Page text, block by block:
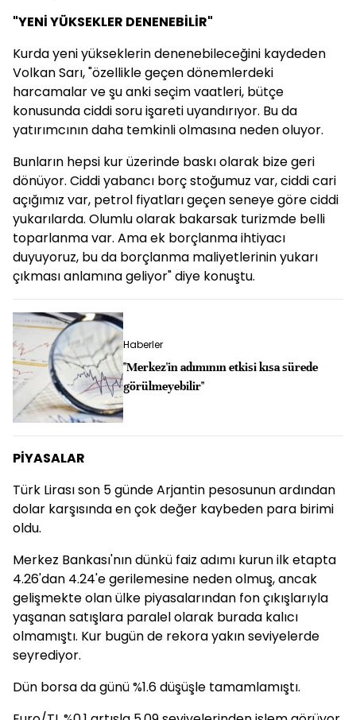
"YENİ YÜKSEKLER DENENEBİLİR"
Kurda yeni yükseklerin denenebileceğini kaydeden
Volkan Sarı, "özellikle geçen dönemlerdeki
harcamalar ve şu anki seçim vaatleri, bütçe
konusunda ciddi soru işareti uyandırıyor. Bu da
yatırımcının daha temkinli olmasına neden oluyor.
Bunların hepsi kur üzerinde baskı olarak bize geri
dönüyor. Ciddi yabancı borç stoğumuz var, ciddi cari
açığımız var, petrol fiyatları geçen seneye göre ciddi
yukarılarda. Olumlu olarak bakarsak turizmde belli
toparlanma var. Ama ek borçlanma ihtiyacı
duyuyoruz, bu da borçlanma maliyetlerinin yukarı
çıkması anlamına geliyor" diye konuştu.
Haberler
"Merkez'in adımının etkisi kısa sürede
görülmeyebilir"
PİYASALAR
Türk Lirası son 5 günde Arjantin pesosunun ardından
dolar karşısında en çok değer kaybeden para birimi
oldu.
Merkez Bankası'nın dünkü faiz adımı kurun ilk etapta
4.26'dan 4.24'e gerilemesine neden olmuş, ancak
gelişmekte olan ülke piyasalarından fon çıkışlarıyla
yaşanan satışlara paralel olarak burada kalıcı
olmamıştı. Kur bugün de rekora yakın seviyelerde
seyrediyor.
Dün borsa da günü %1.6 düşüşle tamamlamıştı.